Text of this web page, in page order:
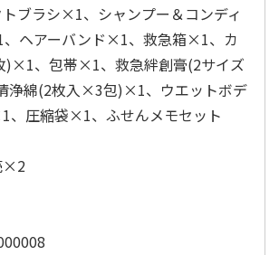
ブラシ×1、シャンプー＆コンディ
ヘアーバンド×1、救急箱×1、カ
)×1、包帯×1、救急絆創膏(2サイズ
浄綿(2枚入×3包)×1、ウエットボデ
圧縮袋×1、ふせんメモセット
×2